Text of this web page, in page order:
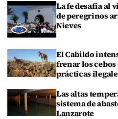
La fe desafía al
de peregrinos
Nieves
El Cabildo
frenar los cebos
prácticas
Las altas
sistema de
Lanzarote